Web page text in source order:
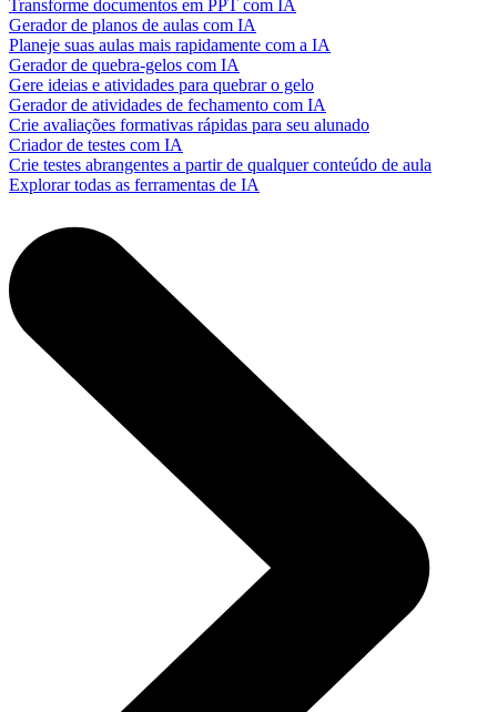
Transforme documentos em PPT com IA
Gerador de planos de aulas com IA
Planeje suas aulas mais rapidamente com a IA
Gerador de quebra-gelos com IA
Gere ideias e atividades para quebrar o gelo
Gerador de atividades de fechamento com IA
Crie avaliações formativas rápidas para seu alunado
Criador de testes com IA
Crie testes abrangentes a partir de qualquer conteúdo de aula
Explorar todas as ferramentas de IA